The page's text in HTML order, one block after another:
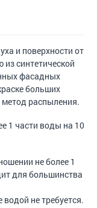
и поверхности от
синтетической
фасадных
больших
распыления.
1 части воды на 10
не более 1
для большинства
не требуется.